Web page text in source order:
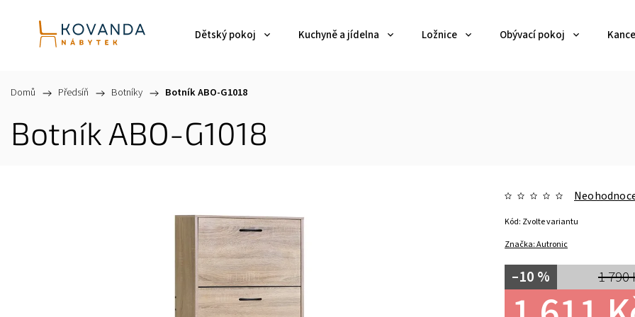
Dětský pokoj Kuchyně a jídelna Ložnice Obývací pokoj
Domů / Předsíň / Botníky / Botník ABO-G1018
Botník ABO-G1018
Značka:Autronic
1 790
–10 %
Kód: Zvolte variantu